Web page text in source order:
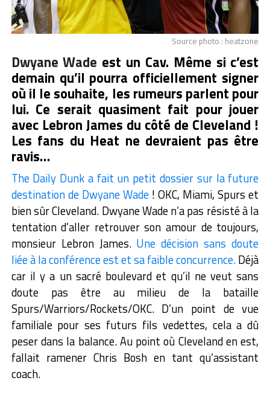
Source photo : heatzone
Dwyane Wade est un Cav. Même si c’est
demain qu’il pourra officiellement signer
où il le souhaite, les rumeurs parlent pour
lui. Ce serait quasiment fait pour jouer
avec Lebron James du côté de Cleveland !
Les fans du Heat ne devraient pas être
ravis…
The Daily Dunk a fait un petit dossier sur la future
destination de Dwyane Wade! OKC, Miami, Spurs et
bien sûr Cleveland. Dwyane Wade n’a pas résisté à la
tentation d’aller retrouver son amour de toujours,
monsieur Lebron James.Une décision sans doute
liée à la conférence est et sa faible concurrence.Déjà
car il y a un sacré boulevard et qu’il ne veut sans
doute pas être au milieu de la bataille
Spurs/Warriors/Rockets/OKC. D’un point de vue
familiale pour ses futurs fils vedettes, cela a dû
peser dans la balance. Au point où Cleveland en est,
fallait ramener Chris Bosh en tant qu’assistant
coach.